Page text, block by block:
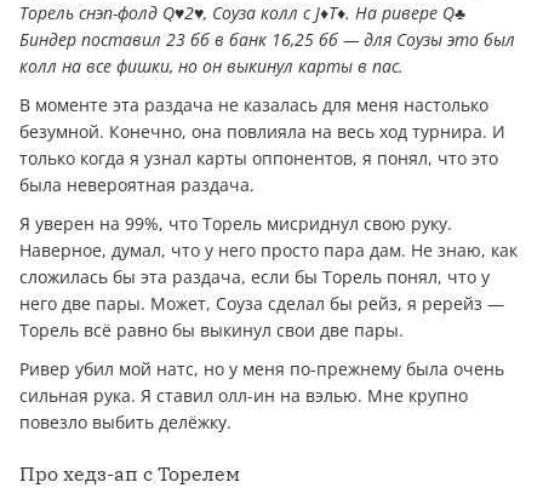
Торель снэп-фолд Q♥️2♥️, Соуза колл с J♦️T♦️. На ривере Q♣️
Биндер поставил 23 бб в банк 16,25 бб — для Соузы это был
колл на все фишки, но он выкинул карты в пас.
В моменте эта раздача не казалась для меня настолько
безумной. Конечно, она повлияла на весь ход турнира. И
только когда я узнал карты оппонентов, я понял, что это
была невероятная раздача.
Я уверен на 99%, что Торель мисриднул свою руку.
Наверное, думал, что у него просто пара дам. Не знаю, как
сложилась бы эта раздача, если бы Торель понял, что у
него две пары. Может, Соуза сделал бы рейз, я ререйз —
Торель всё равно бы выкинул свои две пары.
Ривер убил мой натс, но у меня по-прежнему была очень
сильная рука. Я ставил олл-ин на вэлью. Мне крупно
повезло выбить делёжку.
Про хедз-ап с Торелем